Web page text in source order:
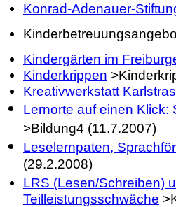
Konrad-Adenauer-
Kindergärten im
Kinderkrippen
Kreativwerkstatt
Lernorte auf einen Klick:
>Bildung4 (11.7.2007)
Leselernpaten,
(29.2.2008)
LRS (Lesen/Schreiben)
Teilleistungsschwäche